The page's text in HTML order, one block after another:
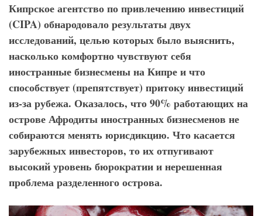
Кипрское агентство по привлечению инвестиций
(CIPA) обнародовало результаты двух
исследований, целью которых было выяснить,
насколько комфортно чувствуют себя
иностранные бизнесмены на Кипре и что
способствует (препятствует) притоку инвестиций
из-за рубежа. Оказалось, что 90% работающих на
острове Афродиты иностранных бизнесменов не
собираются менять юрисдикцию. Что касается
зарубежных инвесторов, то их отпугивают
высокий уровень бюрократии и нерешенная
проблема разделенного острова.